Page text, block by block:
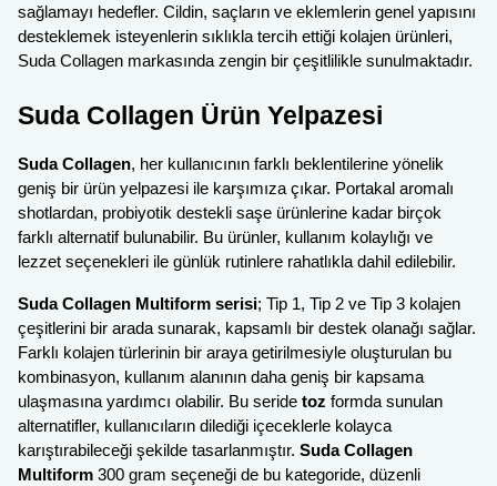
sağlamayı hedefler. Cildin, saçların ve eklemlerin genel yapısını
desteklemek isteyenlerin sıklıkla tercih ettiği kolajen ürünleri,
Suda Collagen markasında zengin bir çeşitlilikle sunulmaktadır.
Suda Collagen Ürün Yelpazesi
Suda Collagen, her kullanıcının farklı beklentilerine yönelik
geniş bir ürün yelpazesi ile karşımıza çıkar. Portakal aromalı
shotlardan, probiyotik destekli saşe ürünlerine kadar birçok
farklı alternatif bulunabilir. Bu ürünler, kullanım kolaylığı ve
lezzet seçenekleri ile günlük rutinlere rahatlıkla dahil edilebilir.
Suda Collagen Multiform serisi; Tip 1, Tip 2 ve Tip 3 kolajen
çeşitlerini bir arada sunarak, kapsamlı bir destek olanağı sağlar.
Farklı kolajen türlerinin bir araya getirilmesiyle oluşturulan bu
kombinasyon, kullanım alanının daha geniş bir kapsama
ulaşmasına yardımcı olabilir. Bu seride toz formda sunulan
alternatifler, kullanıcıların dilediği içeceklerle kolayca
karıştırabileceği şekilde tasarlanmıştır. Suda Collagen
Multiform 300 gram seçeneği de bu kategoride, düzenli